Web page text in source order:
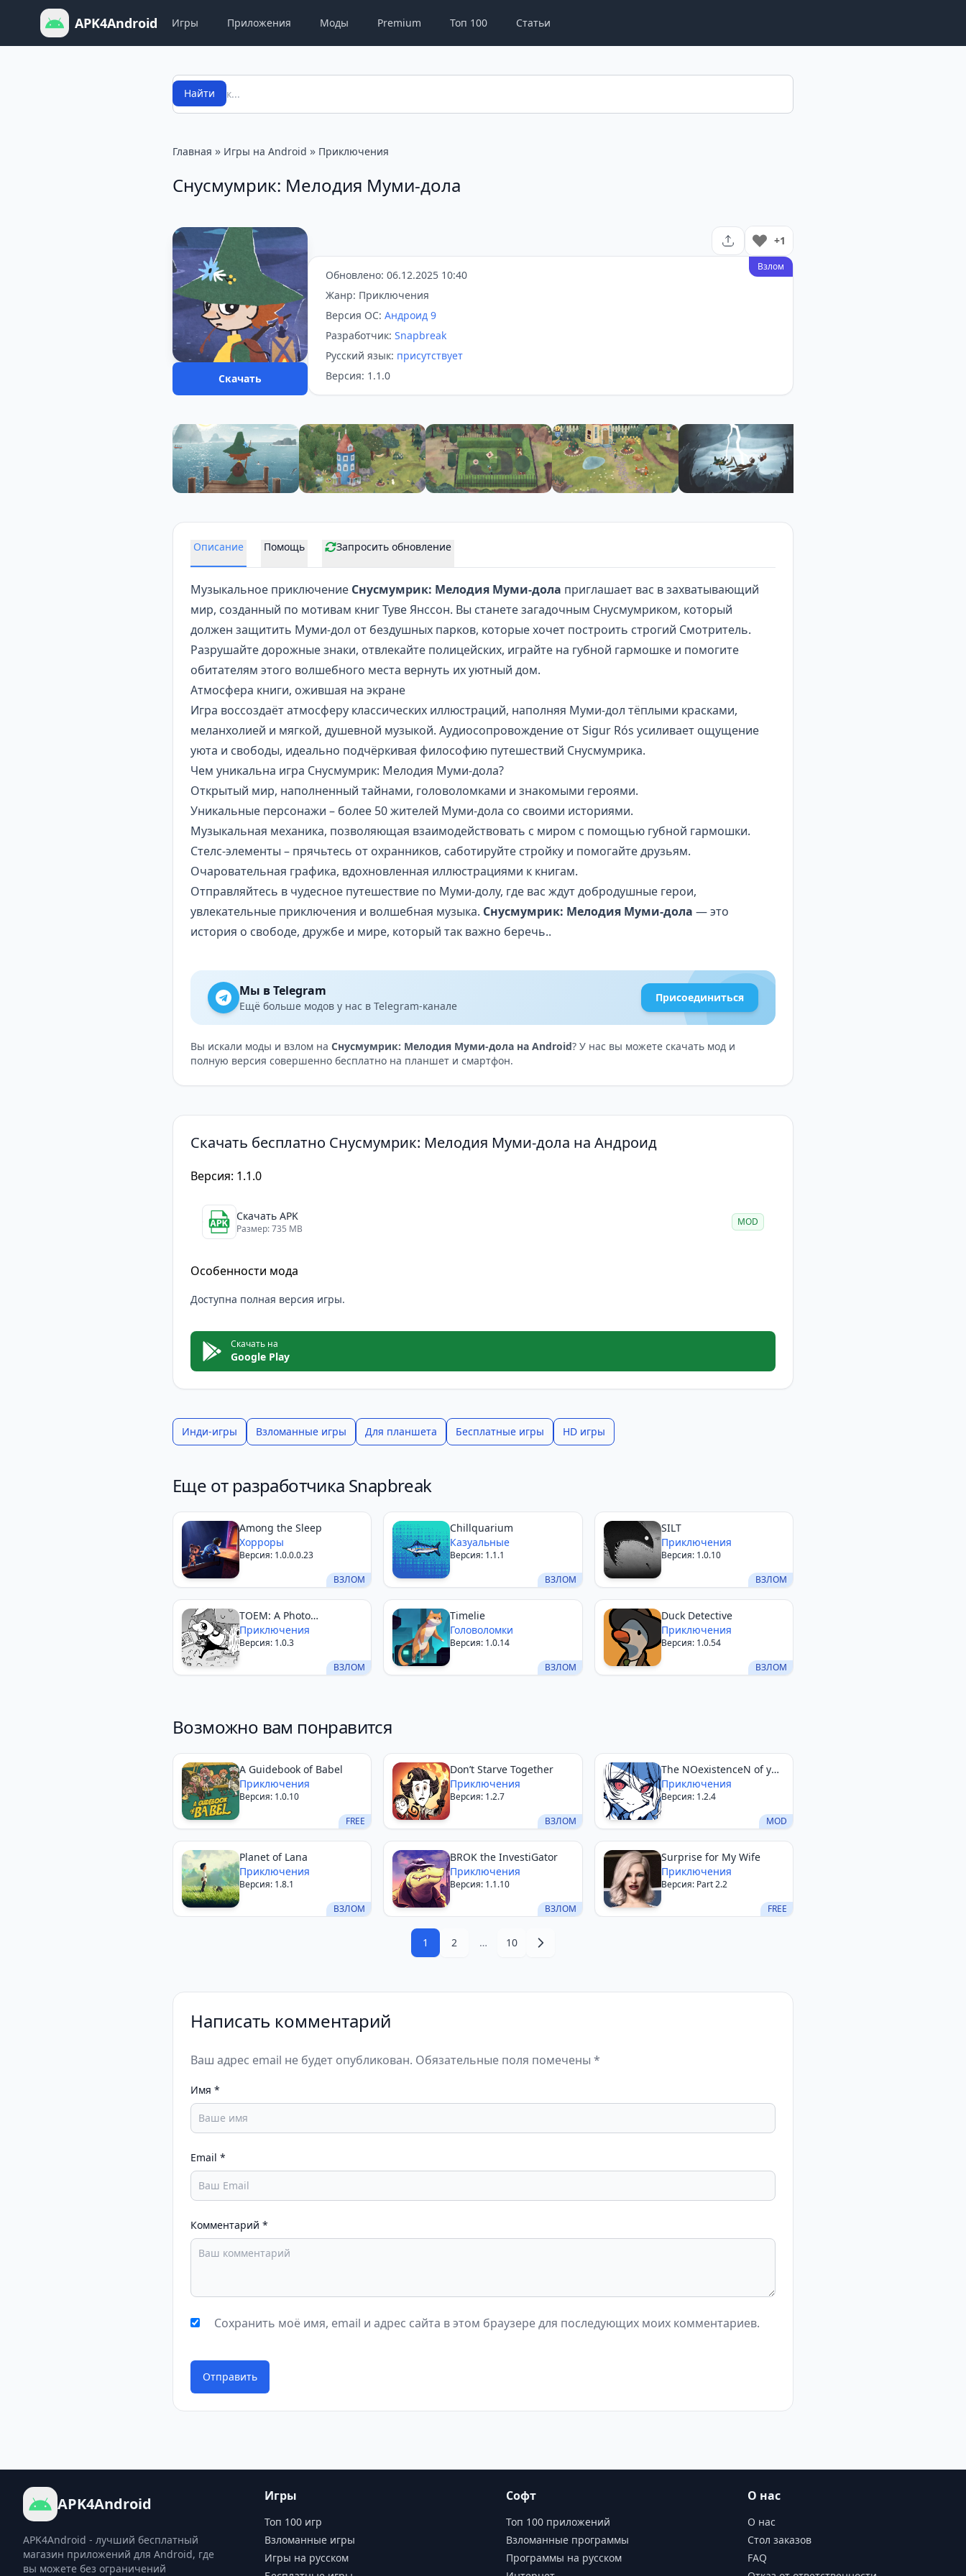
APK4Android Игры Приложения Моды Premium Топ 100 Статьи
Поиск
Найти
Главная » Игры на Android » Приключения
Снусмумрик: Мелодия Муми-дола
Скачать
+1
Взлом
Обновлено: 06.12.2025 10:40
Жанр: Приключения
Версия ОС: Андроид 9
Разработчик: Snapbreak
Русский язык: присутствует
Версия: 1.1.0
Описание Помощь Запросить обновление
Музыкальное приключение Снусмумрик: Мелодия Муми-дола приглашает вас в захватывающий
мир, созданный по мотивам книгТуве Янссон. Вы станете загадочным Снусмумриком, который
должен защитить Муми-дол от бездушных парков, которые хочет построить строгий Смотритель.
Разрушайте дорожные знаки, отвлекайте полицейских, играйте на губной гармошке и помогите
обитателям этого волшебного места вернуть их уютный дом.
Атмосфера книги, ожившая на экране
Игра воссоздаёт атмосферу классических иллюстраций, наполняя Муми-дол тёплыми красками,
меланхолией и мягкой, душевной музыкой. Аудиосопровождение от Sigur Rós усиливает ощущение
уюта и свободы, идеально подчёркивая философию путешествий Снусмумрика.
Чем уникальна игра Снусмумрик: Мелодия Муми-дола?
Открытый мир, наполненный тайнами, головоломками и знакомыми героями.
Уникальные персонажи – более 50 жителей Муми-дола со своими историями.
Музыкальная механика, позволяющая взаимодействовать с миром с помощью губной гармошки.
Стелс-элементы – прячьтесь от охранников, саботируйте стройку и помогайте друзьям.
Очаровательная графика, вдохновленная иллюстрациями к книгам.
Отправляйтесь в чудесное путешествие по Муми-долу, где вас ждут добродушные герои,
увлекательные приключения и волшебная музыка. Снусмумрик: Мелодия Муми-дола — это
история о свободе, дружбе и мире, который так важно беречь..
Мы в Telegram
Ещё больше модов у нас в Telegram-канале
Присоединиться
Вы искали моды и взлом на Снусмумрик: Мелодия Муми-дола на Android? У нас вы можете скачать мод и
полную версия совершенно бесплатно на планшет и смартфон.
Скачать бесплатно Снусмумрик: Мелодия Муми-дола на Андроид
Версия: 1.1.0
Скачать APK
Размер: 735 MB
MOD
Особенности мода
Доступна полная версия игры.
Скачать на
Google Play
Инди-игры Взломанные игры Для планшета Бесплатные игры HD игры
Еще от разработчика Snapbreak
ВЗЛОМ
Among the Sleep
Хорроры
Версия: 1.0.0.0.23
ВЗЛОМ
Chillquarium
Казуальные
Версия: 1.1.1
ВЗЛОМ
SILT
Приключения
Версия: 1.0.10
ВЗЛОМ
TOEM: A Photo
Adventure
Приключения
Версия: 1.0.3
ВЗЛОМ
Timelie
Головоломки
Версия: 1.0.14
ВЗЛОМ
Duck Detective
Приключения
Версия: 1.0.54
Возможно вам понравится
FREE
A Guidebook of Babel
Приключения
Версия: 1.0.10
ВЗЛОМ
Don’t Starve Together
Приключения
Версия: 1.2.7
MOD
The NOexistenceN of you
AND me
Приключения
Версия: 1.2.4
ВЗЛОМ
Planet of Lana
Приключения
Версия: 1.8.1
ВЗЛОМ
BROK the InvestiGator
Приключения
Версия: 1.1.10
FREE
Surprise for My Wife
Приключения
Версия: Part 2.2
1 2 … 10
Написать комментарий
Ваш адрес email не будет опубликован. Обязательные поля помечены *
Имя *
Email *
Комментарий *
Сохранить моё имя, email и адрес сайта в этом браузере для последующих моих комментариев.
Отправить
APK4Android
APK4Android - лучший бесплатный
магазин приложений для Android, где
вы можете без ограничений
Игры
Топ 100 игр
Взломанные игры
Игры на русском
Софт
Топ 100 приложений
Взломанные программы
Программы на русском
О нас
О нас
Стол заказов
FAQ